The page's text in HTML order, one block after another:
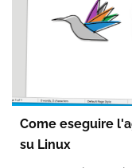
Come eseguire
su Linux